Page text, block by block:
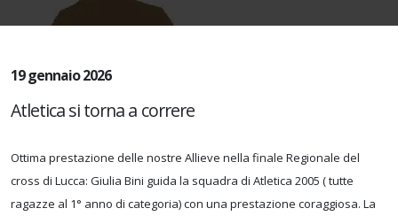
19 gennaio 2026
Atletica si torna a correre
Ottima prestazione delle nostre Allieve nella finale Regionale del
cross di Lucca: Giulia Bini guida la squadra di Atletica 2005 ( tutte
ragazze al 1° anno di categoria) con una prestazione coraggiosa. La